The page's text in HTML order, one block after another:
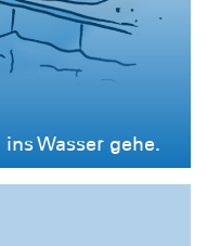
Wasser gehe.